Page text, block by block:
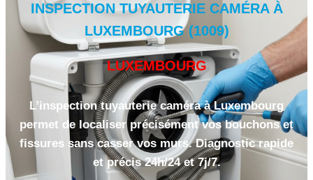
INSPECTION TUYAUTERIE CAMÉRA À
LUXEMBOURG (1009)
LUXEMBOURG
L’inspection tuyauterie caméra à Luxembourg
permet de localiser précisément vos bouchons et
fissures sans casser vos murs. Diagnostic rapide
et précis 24h/24 et 7j/7.